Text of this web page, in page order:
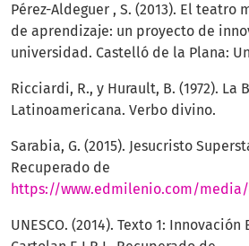
Pérez-Aldeguer , S. (2013). El teatro
de aprendizaje: un proyecto de
universidad. Castelló de la Plana:
Ricciardi, R., y Hurault, B. (1972). La
Latinoamericana. Verbo divino.
Sarabia, G. (2015). Jesucristo
Recuperado de
https://www.edmilenio.com/media/docs/
UNESCO. (2014). Texto 1: